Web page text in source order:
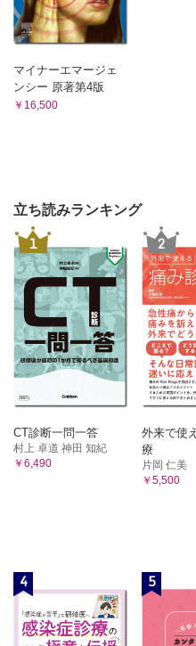
マイナーエマージェ
ンシー 原著第4版
￥16,500
立ち読みランキング
1
CT診断一問一答
村上 卓道 神田 知紀
￥6,490
2
外来で使
療
片岡 仁美
￥5,500
4 5